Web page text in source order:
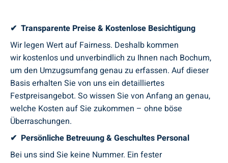
✔ Transparente Preise & Kostenlose Besichtigung
Wir legen Wert auf Fairness. Deshalb kommen
wir kostenlos und unverbindlich zu Ihnen nach Bochum,
um den Umzugsumfang genau zu erfassen. Auf dieser
Basis erhalten Sie von uns ein detailliertes
Festpreisangebot. So wissen Sie von Anfang an genau,
welche Kosten auf Sie zukommen – ohne böse
Überraschungen.
✔ Persönliche Betreuung & Geschultes Personal
Bei uns sind Sie keine Nummer. Ein fester